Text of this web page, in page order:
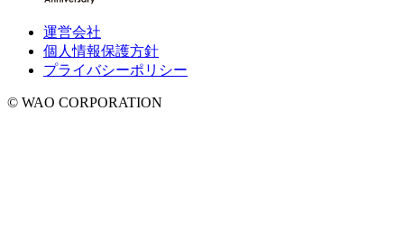
運営会社
個人情報保護方針
プライバシーポリシー
© WAO CORPORATION